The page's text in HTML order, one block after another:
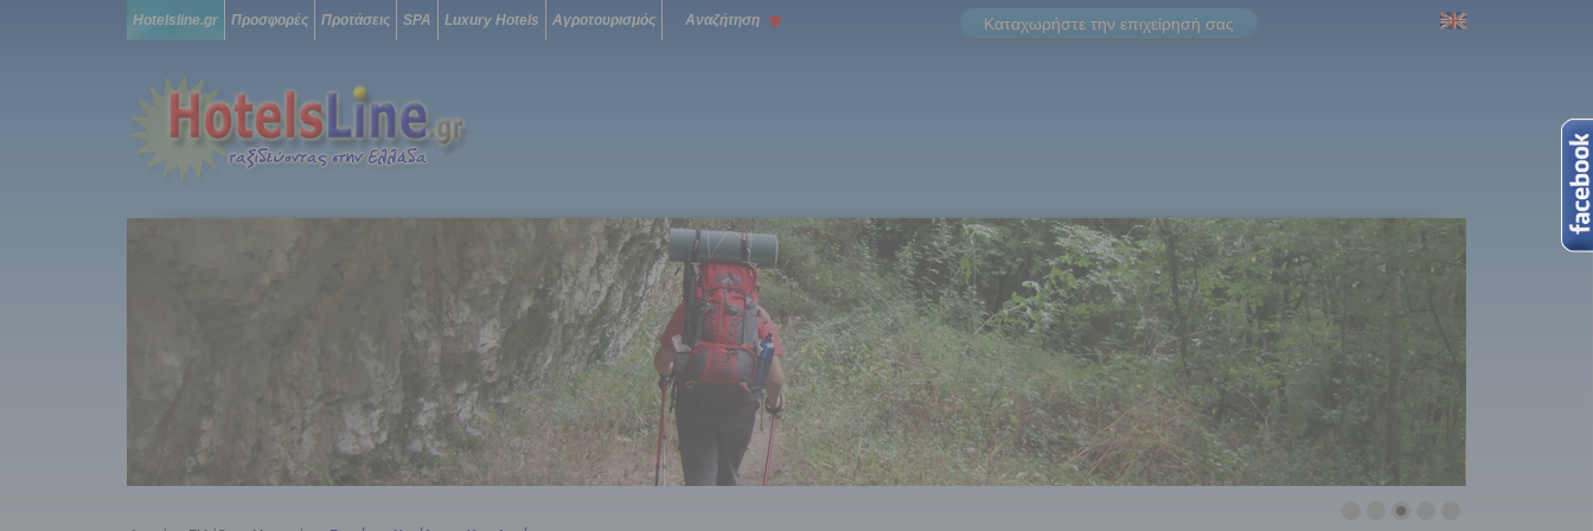
Hotelsline.gr Προσφορές Προτάσεις SPA Luxury Hotels Αγροτουρισμός Αναζήτηση Καταχωρήστε την επιχείρησή σας